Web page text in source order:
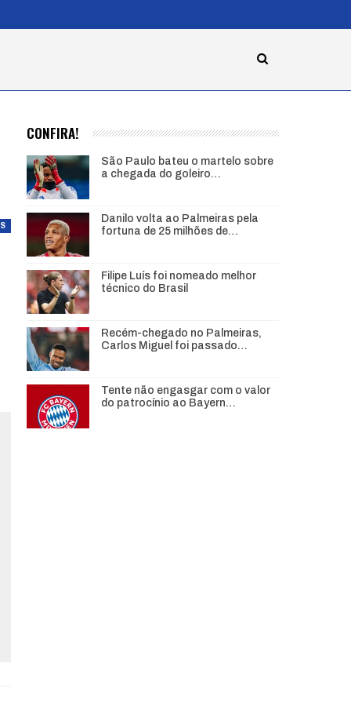
CONFIRA!
São Paulo bateu o martelo sobre
a chegada do goleiro…
Danilo volta ao Palmeiras pela
fortuna de 25 milhões de…
Filipe Luís foi nomeado melhor
técnico do Brasil
Recém-chegado no Palmeiras,
Carlos Miguel foi passado…
Tente não engasgar com o valor
do patrocínio ao Bayern…